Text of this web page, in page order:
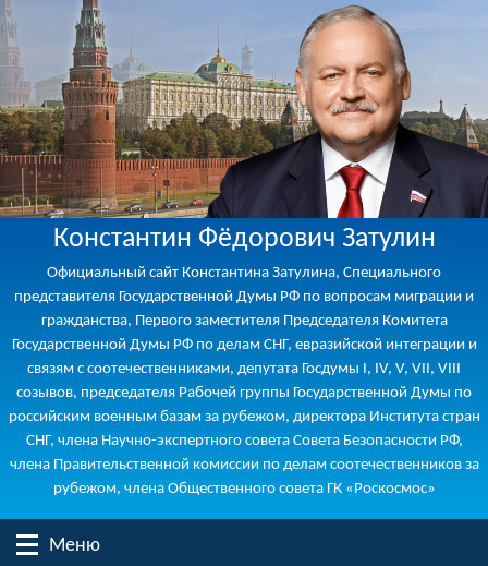
Константин Фёдорович Затулин
Официальный сайт Константина Затулина, Специального
представителя Государственной Думы РФ по вопросам миграции и
гражданства, Первого заместителя Председателя Комитета
Государственной Думы РФ по делам СНГ, евразийской интеграции и
связям с соотечественниками, депутата Госдумы I, IV, V, VII, VIII
созывов, председателя Рабочей группы Государственной Думы по
российским военным базам за рубежом, директора Института стран
СНГ, члена Научно-экспертного совета Совета Безопасности РФ,
члена Правительственной комиссии по делам соотечественников за
рубежом, члена Общественного совета ГК «Роскосмос»
Меню